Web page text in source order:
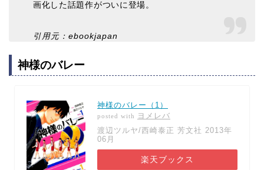
画化した話題作がついに登場。
引用元：ebookjapan
神様のバレー
神様のバレー（1）
posted with
ヨメレバ
渡辺ツルヤ/西崎泰正 芳文社 2013年
06月
楽天ブックス